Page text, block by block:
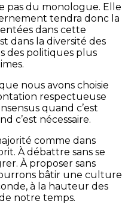
pas du monologue. Elle
tendra donc la
dans cette
dans la diversité des
des politiques plus
nous avons choisie
respectueuse
quand c’est
c’est nécessaire.
comme dans
À débattre sans se
À proposer sans
bâtir une culture
à la hauteur des
notre temps.